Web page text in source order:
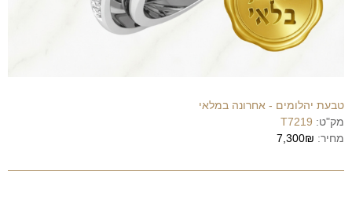
טבעת יהלומים - אחרונה במלאי
מק"ט: T7219
מחיר: 7,300₪